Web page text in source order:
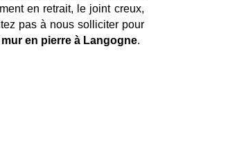
en retrait, le joint creux,
pas à nous solliciter pour
en pierre à Langogne.